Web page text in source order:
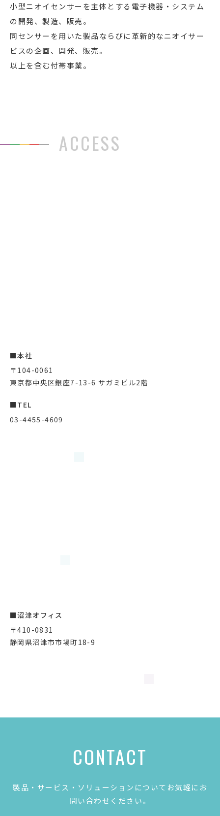
小型ニオイセンサーを主体とする電子機器・システム
の開発、製造、販売。
同センサーを用いた製品ならびに革新的なニオイサー
ビスの企画、開発、販売。
以上を含む付帯事業。
ACCESS
■本社
〒104-0061
東京都中央区銀座7-13-6 サガミビル2階
■TEL
03-4455-4609
■沼津オフィス
〒410-0831
静岡県沼津市市場町18-9
CONTACT
製品・サービス・ソリューションについてお気軽にお
問い合わせください。